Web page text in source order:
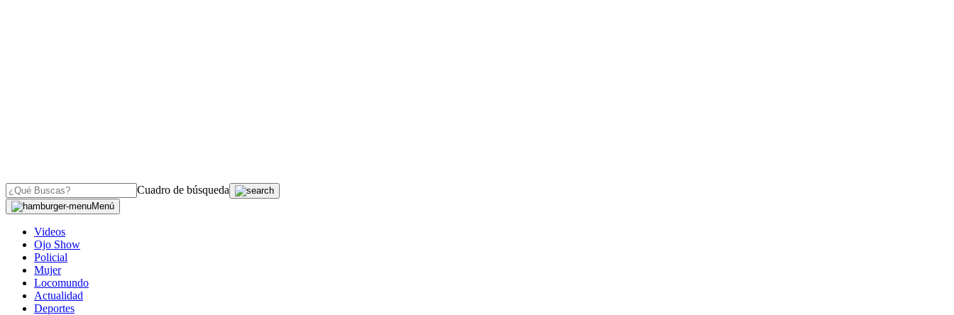
Cuadro de búsqueda
Menú
Videos
Ojo Show
Policial
Mujer
Locomundo
Actualidad
Deportes